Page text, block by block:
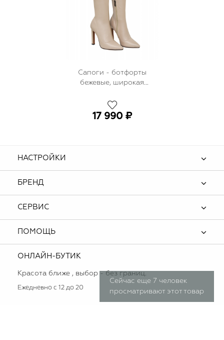
Сейчас еще 7 человек
просматривают этот товар
Сапоги - ботфорты
бежевые, широкая
17 990 ₽
НАСТРОЙКИ
БРЕНД
СЕРВИС
ПОМОЩЬ
ОНЛАЙН-БУТИК
Красота ближе , выбор - без границ.
Ежедневно с 12 до 20